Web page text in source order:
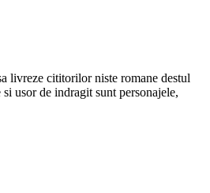
livreze cititorilor niste romane destul
usor de indragit sunt personajele,